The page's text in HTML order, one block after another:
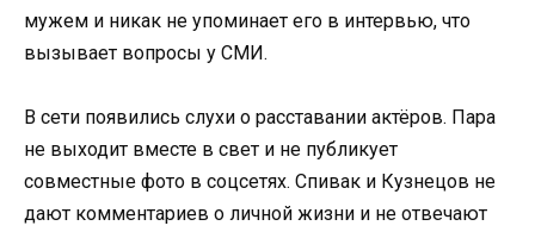
мужем и никак не упоминает его в интервью, что
вызывает вопросы у СМИ.
В сети появились слухи о расставании актёров. Пара
не выходит вместе в свет и не публикует
совместные фото в соцсетях. Спивак и Кузнецов не
дают комментариев о личной жизни и не отвечают